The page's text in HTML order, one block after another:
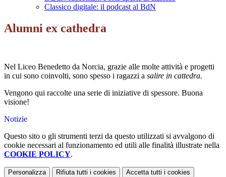
Classico digitale: il podcast al BdN
Alumni ex cathedra
Nel Liceo Benedetto da Norcia, grazie alle molte attività e progetti
in cui sono coinvolti, sono spesso i ragazzi a salire in cattedra.
Vengono qui raccolte una serie di iniziative di spessore. Buona
visione!
Notizie
Questo sito o gli strumenti terzi da questo utilizzati si avvalgono di
cookie necessari al funzionamento ed utili alle finalità illustrate nella
COOKIE POLICY.
Personalizza Rifiuta tutti i cookies Accetta tutti i cookies